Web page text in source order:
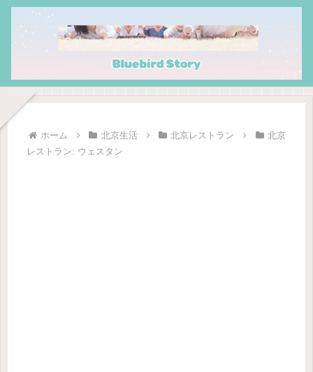
ホーム 北京生活 北京レストラン
北京
レストラン: ウェスタン